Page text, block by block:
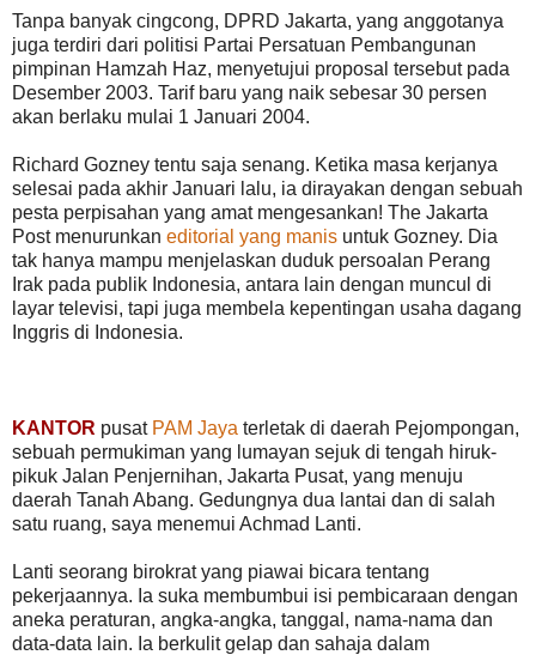
Tanpa banyak cingcong, DPRD Jakarta, yang anggotanya
juga terdiri dari politisi Partai Persatuan Pembangunan
pimpinan Hamzah Haz, menyetujui proposal tersebut pada
Desember 2003. Tarif baru yang naik sebesar 30 persen
akan berlaku mulai 1 Januari 2004.
Richard Gozney tentu saja senang. Ketika masa kerjanya
selesai pada akhir Januari lalu, ia dirayakan dengan sebuah
pesta perpisahan yang amat mengesankan! The Jakarta
Post menurunkan editorial yang manis untuk Gozney. Dia
tak hanya mampu menjelaskan duduk persoalan Perang
Irak pada publik Indonesia, antara lain dengan muncul di
layar televisi, tapi juga membela kepentingan usaha dagang
Inggris di Indonesia.
KANTOR pusat PAM Jaya terletak di daerah Pejompongan,
sebuah permukiman yang lumayan sejuk di tengah hiruk-
pikuk Jalan Penjernihan, Jakarta Pusat, yang menuju
daerah Tanah Abang. Gedungnya dua lantai dan di salah
satu ruang, saya menemui Achmad Lanti.
Lanti seorang birokrat yang piawai bicara tentang
pekerjaannya. Ia suka membumbui isi pembicaraan dengan
aneka peraturan, angka-angka, tanggal, nama-nama dan
data-data lain. Ia berkulit gelap dan sahaja dalam